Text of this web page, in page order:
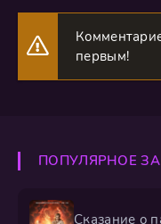
первым!
ПОПУЛЯРНОЕ
Сказание о